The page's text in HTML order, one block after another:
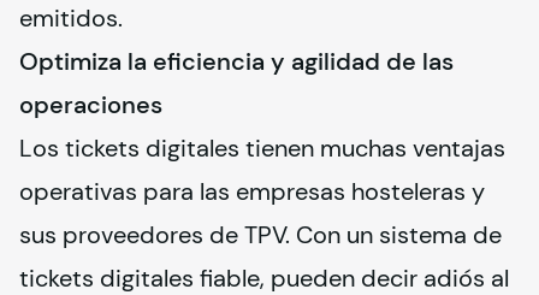
emitidos.
Optimiza la eficiencia y agilidad de las
operaciones
Los tickets digitales tienen muchas ventajas
operativas para las empresas hosteleras y
sus proveedores de TPV. Con un sistema de
tickets digitales fiable, pueden decir adiós al